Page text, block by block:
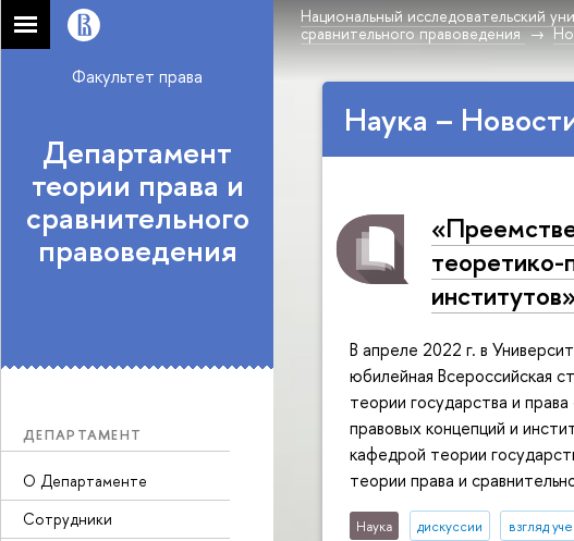
Национальный исследовательский
сравнительного правоведения
Факультет права
Департамент
теории права и
сравнительного
правоведения
ДЕПАРТАМЕНТ
О Департаменте
Сотрудники
Наука –
теоретико-
В апреле 2022 г. в
юбилейная Всероссийская
теории государства и
правовых концепций и
кафедрой теории
теории права и
Наука дискуссии взгляд